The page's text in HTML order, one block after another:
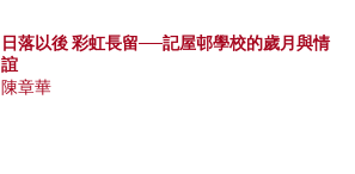
日落以後 彩虹長留──記屋邨學校的歲月與情
誼
陳章華